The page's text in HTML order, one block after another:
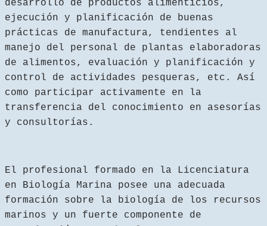
desarrollo de productos alimenticios,
ejecución y planificación de buenas
prácticas de manufactura, tendientes al
manejo del personal de plantas elaboradoras
de alimentos, evaluación y planificación y
control de actividades pesqueras, etc. Así
como participar activamente en la
transferencia del conocimiento en asesorías
y consultorías.
El profesional formado en la Licenciatura
en Biología Marina posee una adecuada
formación sobre la biología de los recursos
marinos y un fuerte componente de